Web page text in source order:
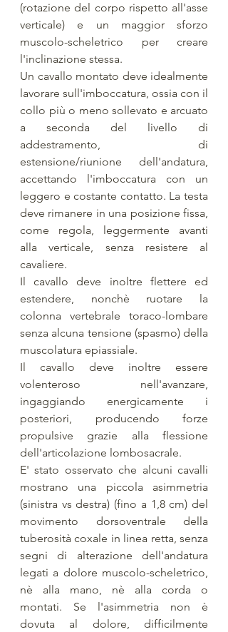
(rotazione del corpo rispetto all'asse
verticale) e un maggior sforzo
muscolo-scheletrico per creare
l'inclinazione stessa.
Un cavallo montato deve idealmente
lavorare sull'imboccatura, ossia con il
collo più o meno sollevato e arcuato
a seconda del livello di
addestramento, di
estensione/riunione dell'andatura,
accettando l'imboccatura con un
leggero e costante contatto. La testa
deve rimanere in una posizione fissa,
come regola, leggermente avanti
alla verticale, senza resistere al
cavaliere.
Il cavallo deve inoltre flettere ed
estendere, nonchè ruotare la
colonna vertebrale toraco-lombare
senza alcuna tensione (spasmo) della
muscolatura epiassiale.
Il cavallo deve inoltre essere
volenteroso nell'avanzare,
ingaggiando energicamente i
posteriori, producendo forze
propulsive grazie alla flessione
dell'articolazione lombosacrale.
E' stato osservato che alcuni cavalli
mostrano una piccola asimmetria
(sinistra vs destra) (fino a 1,8 cm) del
movimento dorsoventrale della
tuberosità coxale in linea retta, senza
segni di alterazione dell'andatura
legati a dolore muscolo-scheletrico,
nè alla mano, nè alla corda o
montati. Se l'asimmetria non è
dovuta al dolore, difficilmente